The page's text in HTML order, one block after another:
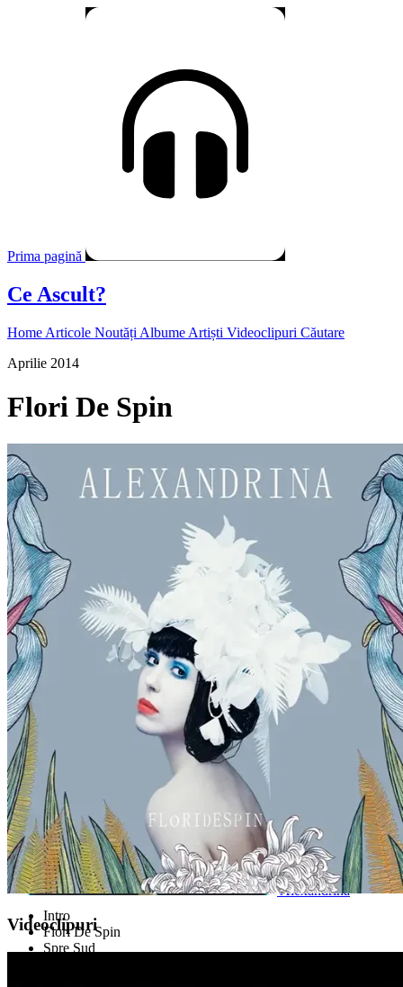
Prima pagină
Ce Ascult?
Home Articole Noutăți Albume Artiști Videoclipuri Căutare
Aprilie 2014
Flori De Spin
Intro
Flori De Spin
Spre Sud
Pagina externă
Pagina externă
Pagina externă
Pagina externă
Vezi pagina artistului
Alexandrina
Videoclipuri